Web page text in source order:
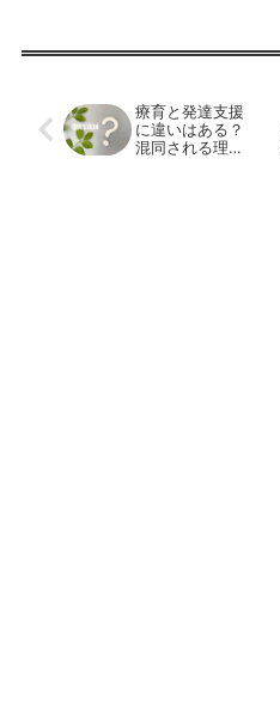
療育と発達支援
に違いはある？
混同される理由